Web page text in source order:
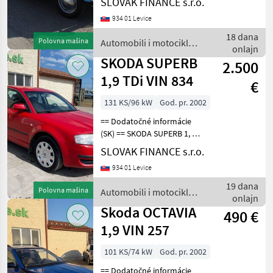
Polovna mašina
988 cm 3, benzín, manuál, s
TP + TEC CENA : 15900 EUR
Gorivo
934 01 Levice
Automobili i motocikli /
Skoda
18 dana
onlajn
Polovna mašina
SKODA SUPERB
1,9 TDi VIN 834
2.500
€
131 KS/96 kW
God. pr. 2002
== Dodatočné informácie
(SK) == SKODA SUPERB 1, 9
TDi r.v. 11/2002, 449 780 km,
diesel, EURO 3, 96 kW, 1896
cm3, manuál, 4x elektrické
SLOVAK FINANCE s.r.o.
934 01 Levice
Automobili i motocikli /
Skoda
19 dana
onlajn
Skoda OCTAVIA
1,9 VIN 257
490 €
101 KS/74 kW
God. pr. 2002
== Dodatočné informácie